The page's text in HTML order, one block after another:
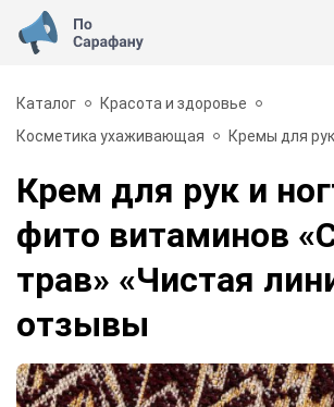
Каталог
Красота и здоровье
Косметика ухаживающая
Кремы для рук
Крем для рук и
фито витаминов
трав» «Чистая
отзывы